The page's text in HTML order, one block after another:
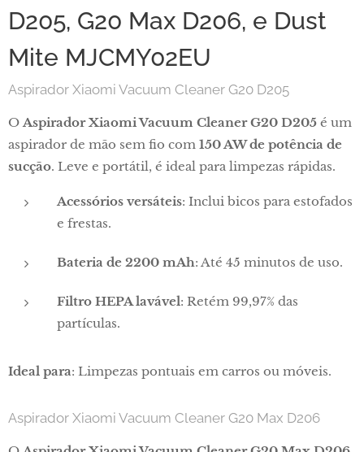
D205, G20 Max D206, e Dust
Mite MJCMY02EU
Aspirador Xiaomi Vacuum Cleaner G20 D205
OAspirador Xiaomi Vacuum Cleaner G20 D205 é um
aspirador de mão sem fio com 150 AW de potência de
sucção. Leve e portátil, é ideal para limpezas rápidas.
Acessórios versáteis: Inclui bicos para estofados
e frestas.
Bateria de 2200 mAh: Até 45 minutos de uso.
Filtro HEPA lavável: Retém 99,97% das
partículas.
Ideal para: Limpezas pontuais em carros ou móveis.
Aspirador Xiaomi Vacuum Cleaner G20 Max D206